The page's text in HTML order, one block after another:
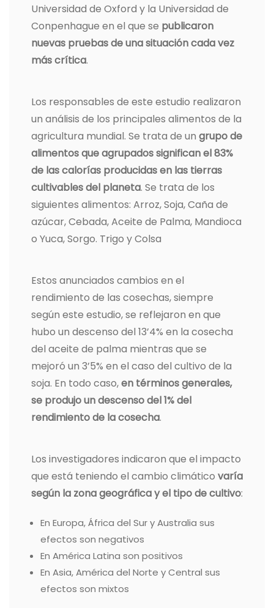
Universidad de Oxford y la Universidad de
Conpenhague en el que se publicaron
nuevas pruebas de una situación cada vez
más crítica.
Los responsables de este estudio realizaron
un análisis de los principales alimentos de la
agricultura mundial. Se trata de un grupo de
alimentos que agrupados significan el 83%
de las calorías producidas en las tierras
cultivables del planeta. Se trata de los
siguientes alimentos: Arroz, Soja, Caña de
azúcar, Cebada, Aceite de Palma, Mandioca
o Yuca, Sorgo. Trigo y Colsa
Estos anunciados cambios en el
rendimiento de las cosechas, siempre
según este estudio, se reflejaron en que
hubo un descenso del 13’4% en la cosecha
del aceite de palma mientras que se
mejoró un 3’5% en el caso del cultivo de la
soja. En todo caso,en términos generales,
se produjo un descenso del 1% del
rendimiento de la cosecha.
Los investigadores indicaron que el impacto
que está teniendo el cambio climático varía
según la zona geográfica y el tipo de cultivo:
En Europa, África del Sur y Australia sus
efectos son negativos
En América Latina son positivos
En Asia, América del Norte y Central sus
efectos son mixtos